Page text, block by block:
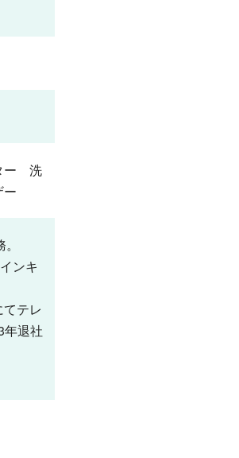
ー 洗
ンキ
テレ
年退社